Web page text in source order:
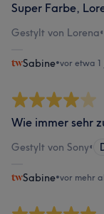
Super Farbe,
Gestylt von Lorena•
Sabine•vor etwa 1
Wie immer sehr
Gestylt von Sony•
Sabine•vor mehr